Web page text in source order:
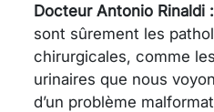
Docteur Antonio Rinaldi :
sont sûrement les
chirurgicales, comme
urinaires que nous
d’un problème